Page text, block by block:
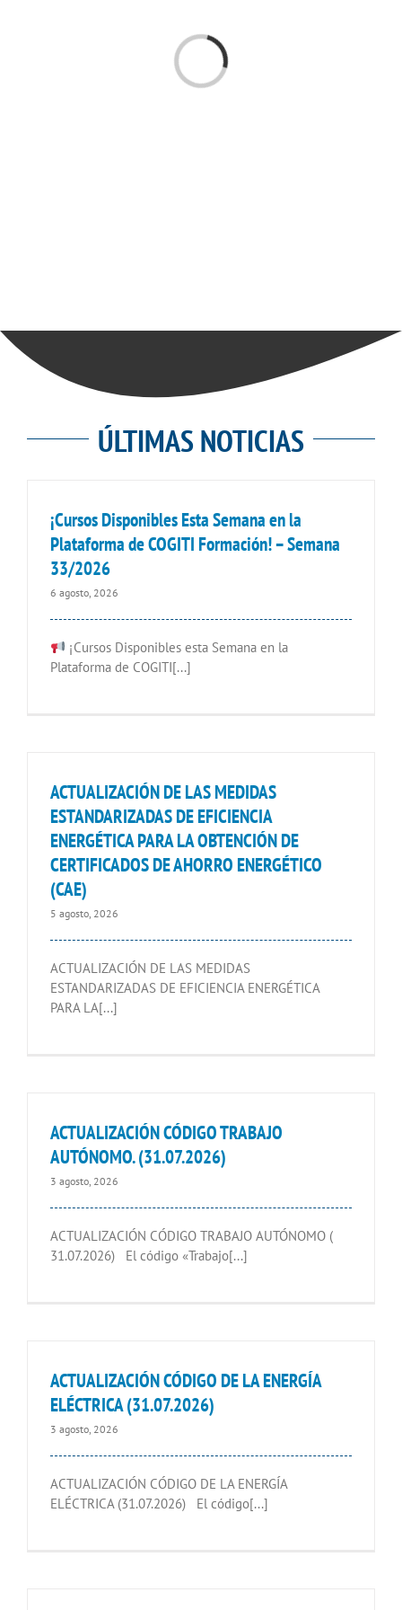
Cargando...
ÚLTIMAS NOTICIAS
¡Cursos Disponibles Esta Semana en la
Plataforma de COGITI Formación! – Semana
33/2026
6 agosto, 2026
¡Cursos Disponibles esta Semana en la
Plataforma de COGITI[...]
ACTUALIZACIÓN DE LAS MEDIDAS
ESTANDARIZADAS DE EFICIENCIA
ENERGÉTICA PARA LA OBTENCIÓN DE
CERTIFICADOS DE AHORRO ENERGÉTICO
(CAE)
5 agosto, 2026
ACTUALIZACIÓN DE LAS MEDIDAS
ESTANDARIZADAS DE EFICIENCIA ENERGÉTICA
PARA LA[...]
ACTUALIZACIÓN CÓDIGO TRABAJO
AUTÓNOMO. (31.07.2026)
3 agosto, 2026
ACTUALIZACIÓN CÓDIGO TRABAJO AUTÓNOMO (
31.07.2026) El código «Trabajo[...]
ACTUALIZACIÓN CÓDIGO DE LA ENERGÍA
ELÉCTRICA (31.07.2026)
3 agosto, 2026
ACTUALIZACIÓN CÓDIGO DE LA ENERGÍA
ELÉCTRICA (31.07.2026) El código[...]